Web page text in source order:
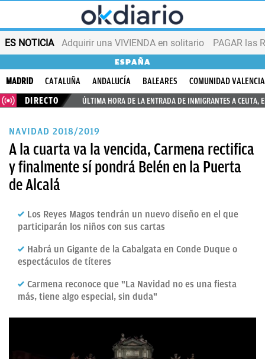
ES NOTICIA Adquirir una VIVIENDA en solitario PAGAR las
ESPAÑA
MADRID CATALUÑA ANDALUCÍA BALEARES
COMUNIDAD
DIRECTO
ÚLTIMA HORA DE LA ENTRADA DE INMIGRANTES A CEUTA,
NAVIDAD 2018/2019
A la cuarta va la vencida, Carmena rectifica
y finalmente sí pondrá Belén en la Puerta
de Alcalá
Los Reyes Magos tendrán un nuevo diseño en el que
participarán los niños con sus cartas
Habrá un Gigante de la Cabalgata en Conde Duque o
espectáculos de títeres
Carmena reconoce que "La Navidad no es una fiesta
más, tiene algo especial, sin duda"